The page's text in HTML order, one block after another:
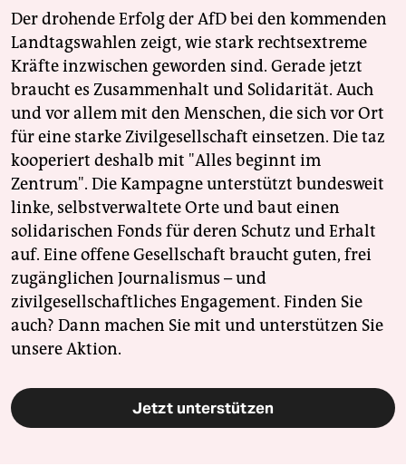
Der drohende Erfolg der AfD bei den kommenden
Landtagswahlen zeigt, wie stark rechtsextreme
Kräfte inzwischen geworden sind. Gerade jetzt
braucht es Zusammenhalt und Solidarität. Auch
und vor allem mit den Menschen, die sich vor Ort
für eine starke Zivilgesellschaft einsetzen. Die taz
kooperiert deshalb mit "Alles beginnt im
Zentrum". Die Kampagne unterstützt bundesweit
linke, selbstverwaltete Orte und baut einen
solidarischen Fonds für deren Schutz und Erhalt
auf. Eine offene Gesellschaft braucht guten, frei
zugänglichen Journalismus – und
zivilgesellschaftliches Engagement. Finden Sie
auch? Dann machen Sie mit und unterstützen Sie
unsere Aktion.
Jetzt unterstützen